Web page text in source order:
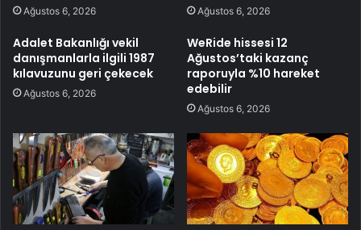
Ağustos 6, 2026 Ağustos 6, 2026
Adalet Bakanlığı vekil
danışmanlarla ilgili 1987
kılavuzunu geri çekecek
Ağustos 6, 2026
WeRide hissesi 12
Ağustos’taki kazanç
raporuyla %10 hareket
edebilir
Ağustos 6, 2026